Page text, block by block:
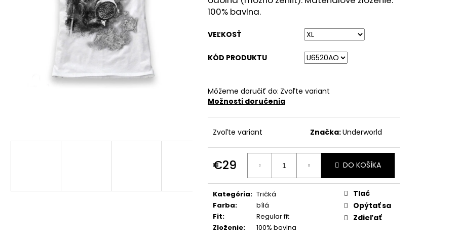
100% bavlna.
VEĽKOSŤ
KÓD PRODUKTU
Môžeme doručiť do: Zvoľte variant
Možnosti doručenia
Zvoľte variant Značka:Underworld
€29
Jednotková
cena:
DO KOŠÍKA
Kategória: Tričká
Farba:
bílá
Fit:
Regular fit
Zloženie: 100% bavlna
Tlač
Opýtať sa
Zdieľať